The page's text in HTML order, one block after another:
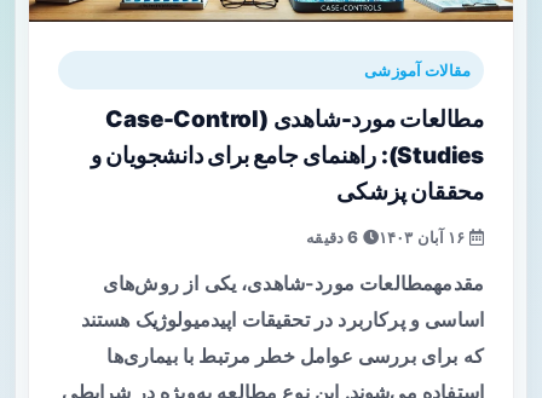
مقالات آموزشی
مطالعات مورد-شاهدی (Case-Control
Studies): راهنمای جامع برای دانشجویان و
محققان پزشکی
مقدمهمطالعات مورد-شاهدی، یکی از روش‌های
اساسی و پرکاربرد در تحقیقات اپیدمیولوژیک هستند
که برای بررسی عوامل خطر مرتبط با بیماری‌ها
استفاده می‌شوند. این نوع مطالعه به‌ویژه در شرایطی